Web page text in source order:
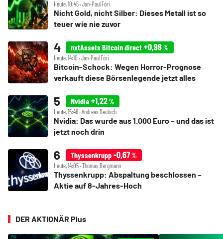
Heute, 10:45 ‧ Jan-Paul Fóri
Nicht Gold, nicht Silber: Dieses Metall ist so
teuer wie nie zuvor
nxtAssets Bitcoin direct +0,98%
Heute, 14:10 ‧ Jan-Paul Fóri
Bitcoin-Schock: Wegen Horror-Prognose
verkauft diese Börsenlegende jetzt alles
Nvidia +1,22%
Heute, 15:46 ‧ Andreas Deutsch
Nvidia: Das wurde aus 1.000 Euro – und das ist
jetzt noch drin
Thyssenkrupp -0,67%
Heute, 14:05 ‧ Thomas Bergmann
Thyssenkrupp: Abspaltung beschlossen –
Aktie auf 8-Jahres-Hoch
DER AKTIONÄR Plus